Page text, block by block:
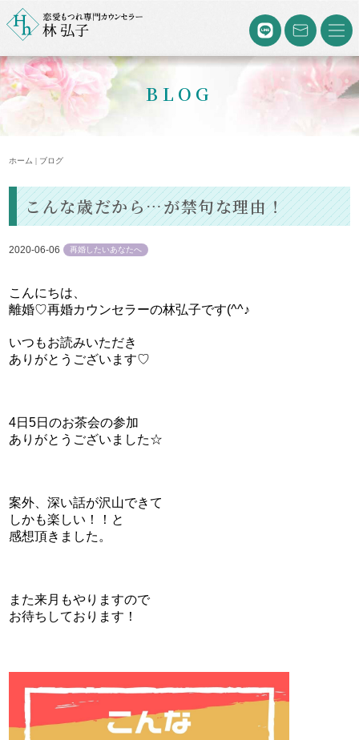
BLOG
ホーム | ブログ
こんな歳だから…が禁句な理由！
2020-06-06 再婚したいあなたへ
こんにちは、
離婚♡再婚カウンセラーの林弘子です(^^♪
いつもお読みいただき
ありがとうございます♡
4日5日のお茶会の参加
ありがとうございました☆
案外、深い話が沢山できて
しかも楽しい！！と
感想頂きました。
また来月もやりますので
お待ちしております！